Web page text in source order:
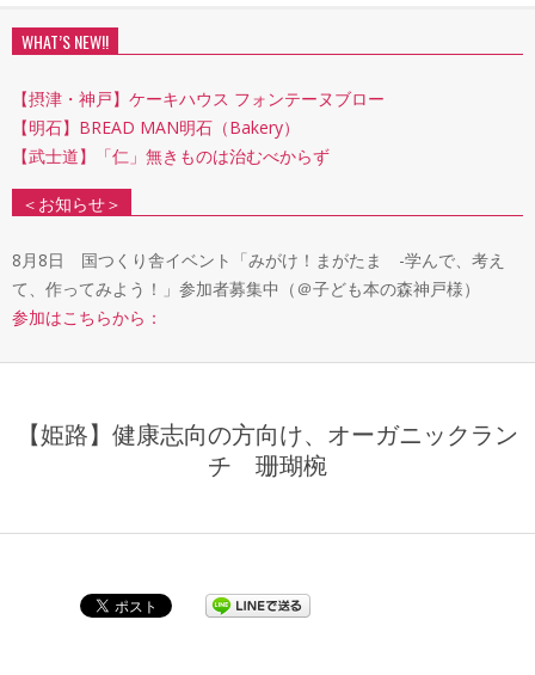
MenuWHAT’S NEW!!
【摂津・神戸】ケーキハウス フォンテーヌブロー
【明石】BREAD MAN明石（Bakery）
【武士道】「仁」無きものは治むべからず
＜お知らせ＞
8月8日 国つくり舎イベント「みがけ！まがたま -学んで、考え
て、作ってみよう！」参加者募集中（＠子ども本の森神戸様）
参加はこちらから：
【姫路】健康志向の方向け、オーガニックラン
チ 珊瑚椀